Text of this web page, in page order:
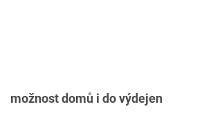
možnost domů i do výdejen